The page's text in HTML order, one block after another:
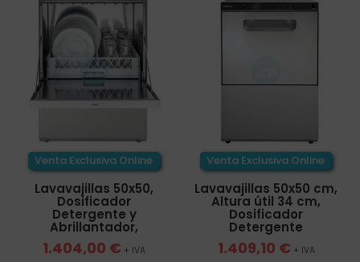
Venta Exclusiva Online
Lavavajillas 50x50,
Dosificador
Detergente y
Abrillantador,
1.404,00 € + IVA
Venta Exclusiva Online
Lavavajillas 50x50 cm,
Altura útil 34 cm,
Dosificador
Detergente
1.409,10 € + IVA